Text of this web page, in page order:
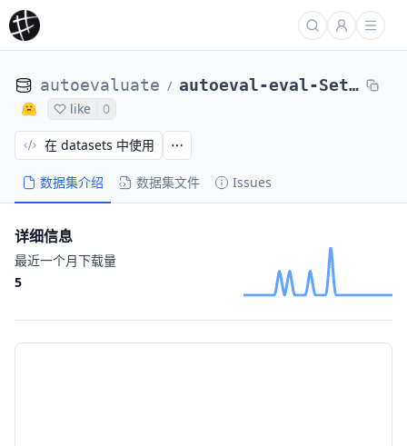
autoevaluate / autoeval-eval-SetFit__bbc-news-SetFit__bbc-news-be85c0-48973145259
like 0
数据集介绍 数据集文件 Issues
在 datasets 中使用
详细信息
最近一个月下载量
5